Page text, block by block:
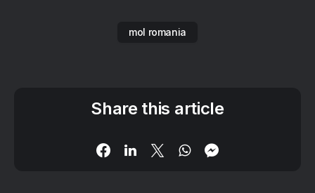
mol romania
Share this article